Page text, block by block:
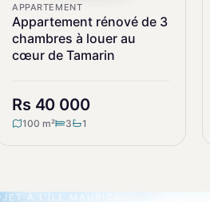
APPARTEMENT
Appartement rénové de 3
chambres à louer au
cœur de Tamarin
Rs 40 000
100 m² 3 1
À L'ÎLE MAURICE